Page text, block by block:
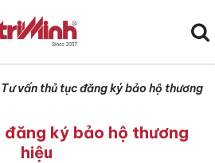
Tư vấn thủ tục đăng ký bảo hộ thương
ký bảo hộ thương
hiệu